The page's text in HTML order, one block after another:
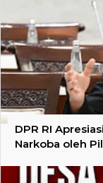
DPR RI
Narkoba oleh